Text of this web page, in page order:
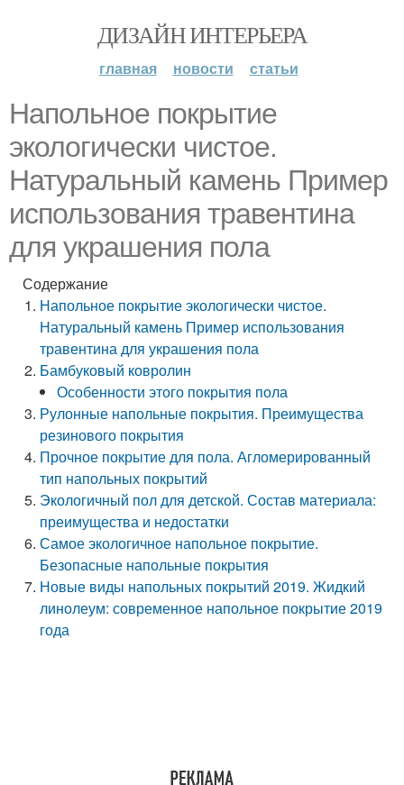
ДИЗАЙН ИНТЕРЬЕРА
главная новости статьи
Напольное покрытие
экологически чистое.
Натуральный камень Пример
использования травентина
для украшения пола
Содержание
Напольное покрытие экологически чистое.
Натуральный камень Пример использования
травентина для украшения пола
Бамбуковый ковролин
Особенности этого покрытия пола
Рулонные напольные покрытия. Преимущества
резинового покрытия
Прочное покрытие для пола. Агломерированный
тип напольных покрытий
Экологичный пол для детской. Состав материала:
преимущества и недостатки
Самое экологичное напольное покрытие.
Безопасные напольные покрытия
Новые виды напольных покрытий 2019. Жидкий
линолеум: современное напольное покрытие 2019
года